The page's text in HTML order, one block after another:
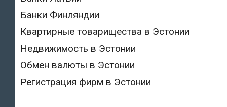
Банки Финляндии
Квартирные товарищества в Эстонии
Недвижимость в Эстонии
Обмен валюты в Эстонии
Регистрация фирм в Эстонии